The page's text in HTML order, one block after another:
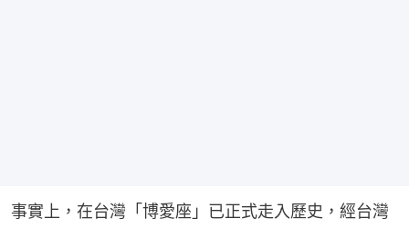
事實上，在台灣「博愛座」已正式走入歷史，經台灣